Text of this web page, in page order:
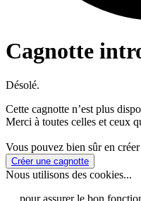
Cagnotte
Désolé.
Cette cagnotte n’est plus
Merci à toutes celles et ceux
Vous pouvez bien sûr en
Créer une cagnotte
Nous utilisons des cookies...